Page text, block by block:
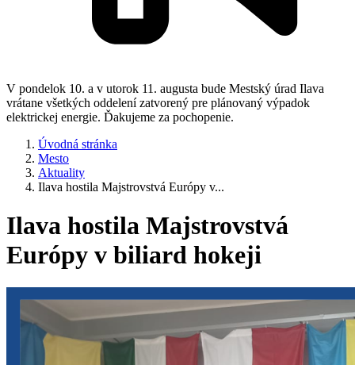
V pondelok 10. a v utorok 11. augusta bude Mestský úrad Ilava
vrátane všetkých oddelení zatvorený pre plánovaný výpadok
elektrickej energie. Ďakujeme za pochopenie.
Úvodná stránka
Mesto
Aktuality
Ilava hostila Majstrovstvá Európy v...
Ilava hostila Majstrovstvá
Európy v biliard hokeji